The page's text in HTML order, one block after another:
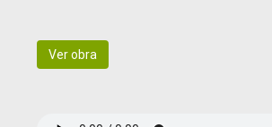
Ver obra